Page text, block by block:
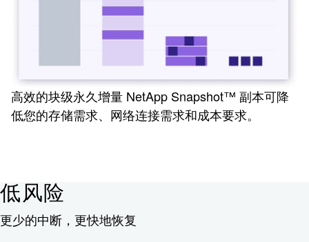
高效的块级永久增量 NetApp Snapshot™ 副本可降
低您的存储需求、网络连接需求和成本要求。
低风险
更少的中断，更快地恢复